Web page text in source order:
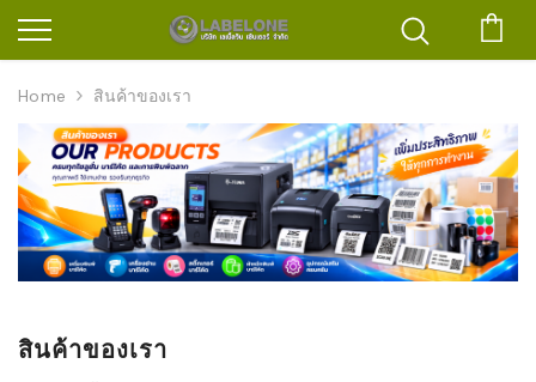
Home สินค้าของเรา
สินค้าของเรา